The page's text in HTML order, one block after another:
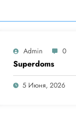
Admin 0
Superdoms
5 Июня, 2026